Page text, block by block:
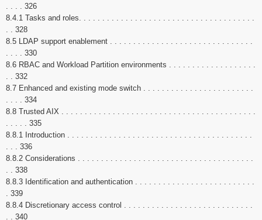
. . . . 326
8.4.1 Tasks and roles. . . . . . . . . . . . . . . . . . . . . . . . . . . . . . . . . . . . . .
. . 328
8.5 LDAP support enablement . . . . . . . . . . . . . . . . . . . . . . . . . . . . . . .
. . . . 330
8.6 RBAC and Workload Partition environments . . . . . . . . . . . . . . . . . . .
. . 332
8.7 Enhanced and existing mode switch . . . . . . . . . . . . . . . . . . . . . . . .
. . . . 334
8.8 Trusted AIX . . . . . . . . . . . . . . . . . . . . . . . . . . . . . . . . . . . . . . . . . .
. . . . . 335
8.8.1 Introduction . . . . . . . . . . . . . . . . . . . . . . . . . . . . . . . . . . . . . . . .
. . . 336
8.8.2 Considerations . . . . . . . . . . . . . . . . . . . . . . . . . . . . . . . . . . . . . .
. . 338
8.8.3 Identification and authentication . . . . . . . . . . . . . . . . . . . . . . . . . .
. 339
8.8.4 Discretionary access control . . . . . . . . . . . . . . . . . . . . . . . . . . . .
. . 340